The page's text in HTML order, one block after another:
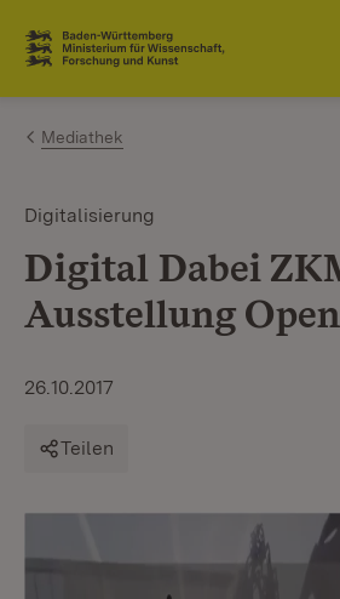
Zum Inhalt springen
Link zur Startseite
Mediathek
Digitalisierung
Digital Dabei
Ausstellung
26.10.2017
Teilen